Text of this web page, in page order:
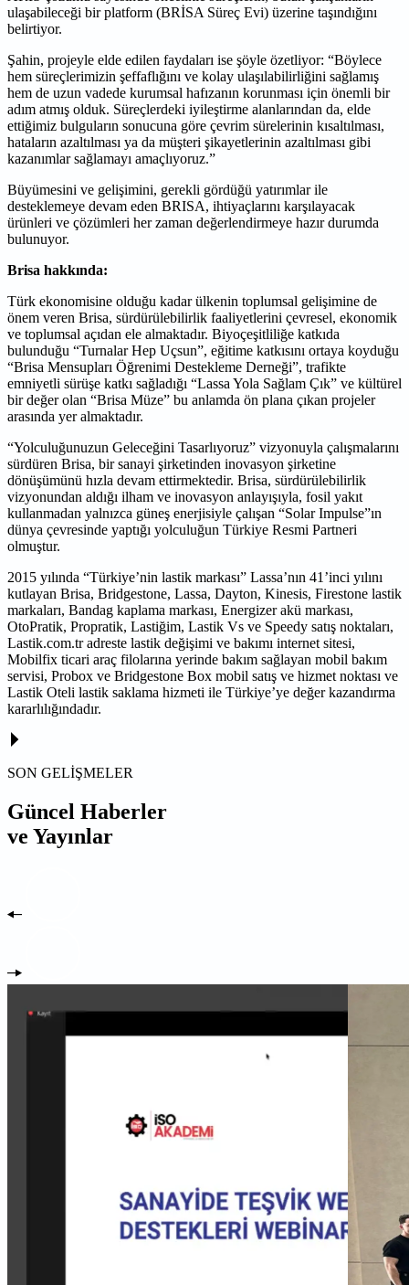
ulaşabileceği bir platform (BRİSA Süreç Evi) üzerine taşındığını
belirtiyor.
Şahin, projeyle elde edilen faydaları ise şöyle özetliyor: “Böylece
hem süreçlerimizin şeffaflığını ve kolay ulaşılabilirliğini sağlamış
hem de uzun vadede kurumsal hafızanın korunması için önemli bir
adım atmış olduk. Süreçlerdeki iyileştirme alanlarından da, elde
ettiğimiz bulguların sonucuna göre çevrim sürelerinin kısaltılması,
hataların azaltılması ya da müşteri şikayetlerinin azaltılması gibi
kazanımlar sağlamayı amaçlıyoruz.”
Büyümesini ve gelişimini, gerekli gördüğü yatırımlar ile
desteklemeye devam eden BRISA, ihtiyaçlarını karşılayacak
ürünleri ve çözümleri her zaman değerlendirmeye hazır durumda
bulunuyor.
Brisa hakkında:
Türk ekonomisine olduğu kadar ülkenin toplumsal gelişimine de
önem veren Brisa, sürdürülebilirlik faaliyetlerini çevresel, ekonomik
ve toplumsal açıdan ele almaktadır. Biyoçeşitliliğe katkıda
bulunduğu “Turnalar Hep Uçsun”, eğitime katkısını ortaya koyduğu
“Brisa Mensupları Öğrenimi Destekleme Derneği”, trafikte
emniyetli sürüşe katkı sağladığı “Lassa Yola Sağlam Çık” ve kültürel
bir değer olan “Brisa Müze” bu anlamda ön plana çıkan projeler
arasında yer almaktadır.
“Yolculuğunuzun Geleceğini Tasarlıyoruz” vizyonuyla çalışmalarını
sürdüren Brisa, bir sanayi şirketinden inovasyon şirketine
dönüşümünü hızla devam ettirmektedir. Brisa, sürdürülebilirlik
vizyonundan aldığı ilham ve inovasyon anlayışıyla, fosil yakıt
kullanmadan yalnızca güneş enerjisiyle çalışan “Solar Impulse”ın
dünya çevresinde yaptığı yolculuğun Türkiye Resmi Partneri
olmuştur.
2015 yılında “Türkiye’nin lastik markası” Lassa’nın 41’inci yılını
kutlayan Brisa, Bridgestone, Lassa, Dayton, Kinesis, Firestone lastik
markaları, Bandag kaplama markası, Energizer akü markası,
OtoPratik, Propratik, Lastiğim, Lastik Vs ve Speedy satış noktaları,
Lastik.com.tr adreste lastik değişimi ve bakımı internet sitesi,
Mobilfix ticari araç filolarına yerinde bakım sağlayan mobil bakım
servisi, Probox ve Bridgestone Box mobil satış ve hizmet noktası ve
Lastik Oteli lastik saklama hizmeti ile Türkiye’ye değer kazandırma
kararlılığındadır.
SON GELİŞMELER
Güncel Haberler
ve Yayınlar